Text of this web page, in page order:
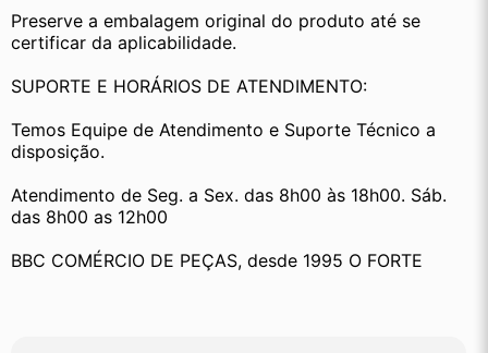
Preserve a embalagem original do produto até se
certificar da aplicabilidade.
SUPORTE E HORÁRIOS DE ATENDIMENTO:
Temos Equipe de Atendimento e Suporte Técnico a
disposição.
Atendimento de Seg. a Sex. das 8h00 às 18h00. Sáb.
das 8h00 as 12h00
BBC COMÉRCIO DE PEÇAS, desde 1995 O FORTE